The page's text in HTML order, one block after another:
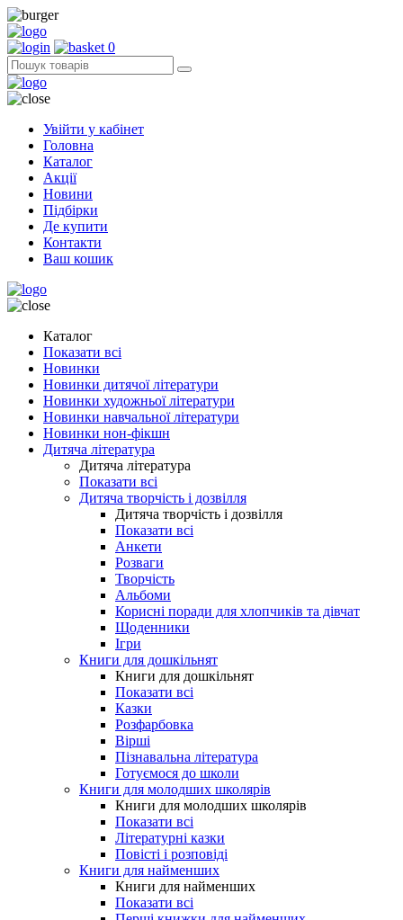
0
Увійти у кабінет
Головна
Каталог
Акції
Новини
Підбірки
Де купити
Контакти
Ваш кошик
Каталог
Показати всі
Новинки
Новинки дитячої літератури
Новинки художньої літератури
Новинки навчальної літератури
Новинки нон-фікшн
Дитяча література
Дитяча література
Показати всі
Дитяча творчість і дозвілля
Дитяча творчість і дозвілля
Показати всі
Анкети
Розваги
Творчість
Альбоми
Корисні поради для хлопчиків та дівчат
Щоденники
Ігри
Книги для дошкільнят
Книги для дошкільнят
Показати всі
Казки
Розфарбовка
Вірші
Пізнавальна література
Готуємося до школи
Книги для молодших школярів
Книги для молодших школярів
Показати всі
Літературні казки
Повісті і розповіді
Книги для найменших
Книги для найменших
Показати всі